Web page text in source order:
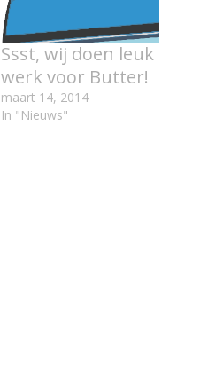
Ssst, wij doen leuk
werk voor Butter!
maart 14, 2014
In "Nieuws"